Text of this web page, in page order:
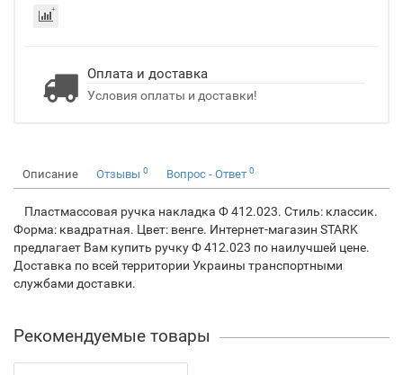
Оплата и доставка
Условия оплаты и доставки!
Описание Отзывы 0 Вопрос - Ответ 0
Пластмассовая ручка накладка Ф 412.023. Стиль: классик.
Форма: квадратная. Цвет: венге. Интернет-магазин STARK
предлагает Вам купить ручку Ф 412.023 по наилучшей цене.
Доставка по всей территории Украины транспортными
службами доставки.
Рекомендуемые товары